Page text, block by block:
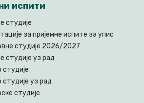
испити
студије
за пријемне испите за упис
студије 2026/2027
студије уз рад
студије
студије уз рад
студије